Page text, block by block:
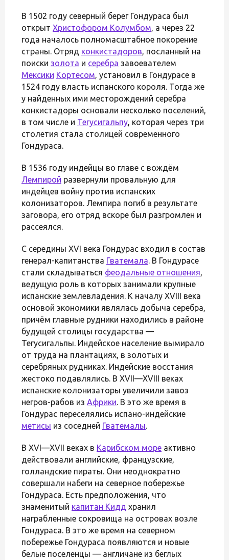
В 1502 году северный берег Гондураса был
открыт Христофором Колумбом, а через 22
года началось полномасштабное покорение
страны. Отряд конкистадоров, посланный на
поиски золота и серебра завоевателем
Мексики Кортесом, установил в Гондурасе в
1524 году власть испанского короля. Тогда же
у найденных ими месторождений серебра
конкистадоры основали несколько поселений,
в том числе и Тегусигальпу, которая через три
столетия стала столицей современного
Гондураса.
В 1536 году индейцы во главе с вождём
Лемпирой развернули провальную для
индейцев войну против испанских
колонизаторов. Лемпира погиб в результате
заговора, его отряд вскоре был разгромлен и
рассеялся.
С середины XVI века Гондурас входил в состав
генерал-капитанства Гватемала. В Гондурасе
стали складываться феодальные отношения,
ведущую роль в которых занимали крупные
испанские землевладения. К началу XVIII века
основой экономики являлась добыча серебра,
причём главные рудники находились в районе
будущей столицы государства —
Тегусигальпы. Индейское население вымирало
от труда на плантациях, в золотых и
серебряных рудниках. Индейские восстания
жестоко подавлялись. В XVII—XVIII веках
испанские колонизаторы увеличили завоз
негров-рабов из Африки. В это же время в
Гондурас переселялись испано-индейские
метисы из соседней Гватемалы.
В XVI—XVII веках в Карибском море активно
действовали английские, французские,
голландские пираты. Они неоднократно
совершали набеги на северное побережье
Гондураса. Есть предположения, что
знаменитый капитан Кидд хранил
награбленные сокровища на островах возле
Гондураса. В это же время на северном
побережье Гондураса появляются и новые
белые поселенцы — англичане из беглых